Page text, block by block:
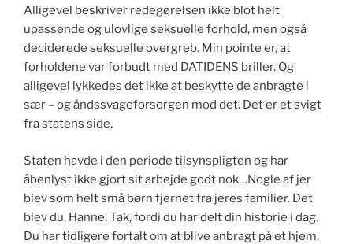
Alligevel beskriver redegørelsen ikke blot helt
upassende og ulovlige seksuelle forhold, men også
deciderede seksuelle overgreb. Min pointe er, at
forholdene var forbudt med DATIDENS briller. Og
alligevel lykkedes det ikke at beskytte de anbragte i
sær – og åndssvageforsorgen mod det. Det er et svigt
fra statens side.
Staten havde i den periode tilsynspligten og har
åbenlyst ikke gjort sit arbejde godt nok…Nogle af jer
blev som helt små børn fjernet fra jeres familier. Det
blev du, Hanne. Tak, fordi du har delt din historie i dag.
Du har tidligere fortalt om at blive anbragt på et hjem,